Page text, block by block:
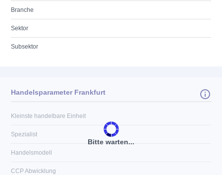
Branche
Sektor
Subsektor
Bitte warten...
Handelsparameter Frankfurt
Kleinste handelbare Einheit
Spezialist
Handelsmodell
CCP Abwicklung